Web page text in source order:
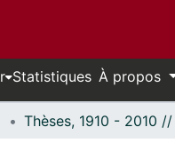
Statistiques À propos